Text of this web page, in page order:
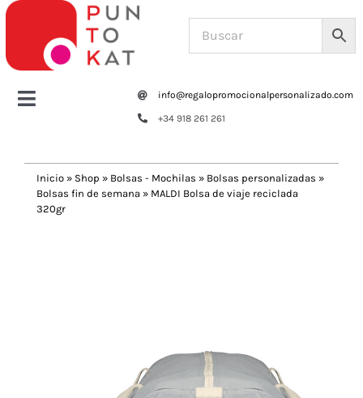
Saltar
contenido
Toggle
Tazas y botellas
info@regalopromocionalpersonalizado.com
+34 918 261 261
Inicio » Shop » Bolsas - Mochilas » Bolsas personalizadas »
Bolsas fin de semana » MALDI Bolsa de viaje reciclada
320gr